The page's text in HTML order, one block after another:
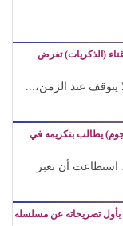
(الذكريات) تفرض
يتوقف عند الزمن،...
يطالب بتكريمه في
استطاعت أن تعبر
تصريحاته عن مسلسله